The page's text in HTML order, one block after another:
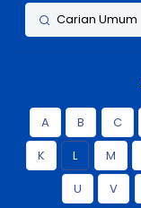
Carian Umum
A B C
K
L M
U
V